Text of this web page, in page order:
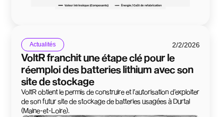
Actualités 2/2/2026
VoltR franchit une étape clé pour le
réemploi des batteries lithium avec son
site de stockage
VoltR obtient le permis de construire et l’autorisation d’exploiter
de son futur site de stockage de batteries usagées à Durtal
(Maine-et-Loire).